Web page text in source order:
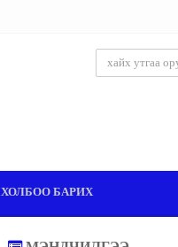
ХОЛБОО БАРИХ